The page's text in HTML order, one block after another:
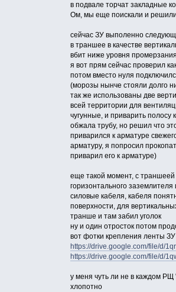
в подвале торчат закладные
Ом, мы еще поискали и
сейчас ЗУ выполенно
в траншее в качестве
вбит ниже уровня
я вот прям сейчас проверил
потом вместо нуля
(морозы нынче стояли долго
так же использованы две
всей территории для
чугунные, и приварить полосу
обжала трубу, но решил что
приварился к арматуре
арматуру, я попросил
приварил его к арматуре)
еще такой момент, с
горизонтального
силовые кабеля, кабеля
поверхности, для
транше и там забил уголок
ну и один отросток потом
вот фотки крепления ленты
https://drive.google.com/file/d/
https://drive.google.com/file/d/
у меня чуть ли не в каждом РЩ
хлопотно